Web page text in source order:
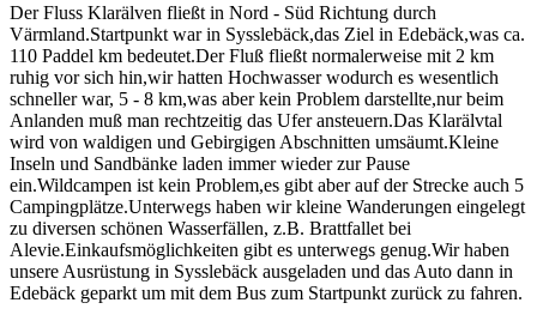
Der Fluss Klarälven fließt in Nord - Süd Richtung durch
Värmland.Startpunkt war in Sysslebäck,das Ziel in Edebäck,was ca.
110 Paddel km bedeutet.Der Fluß fließt normalerweise mit 2 km
ruhig vor sich hin,wir hatten Hochwasser wodurch es wesentlich
schneller war, 5 - 8 km,was aber kein Problem darstellte,nur beim
Anlanden muß man rechtzeitig das Ufer ansteuern.Das Klarälvtal
wird von waldigen und Gebirgigen Abschnitten umsäumt.Kleine
Inseln und Sandbänke laden immer wieder zur Pause
ein.Wildcampen ist kein Problem,es gibt aber auf der Strecke auch 5
Campingplätze.Unterwegs haben wir kleine Wanderungen eingelegt
zu diversen schönen Wasserfällen, z.B. Brattfallet bei
Alevie.Einkaufsmöglichkeiten gibt es unterwegs genug.Wir haben
unsere Ausrüstung in Sysslebäck ausgeladen und das Auto dann in
Edebäck geparkt um mit dem Bus zum Startpunkt zurück zu fahren.